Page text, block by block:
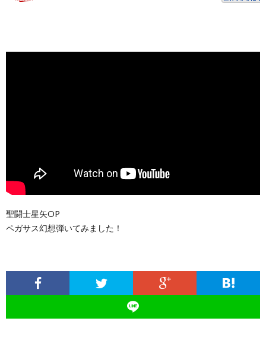
聖闘士星矢OP
ペガサス幻想弾いてみました！